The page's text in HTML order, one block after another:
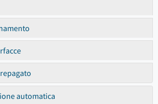
automatica